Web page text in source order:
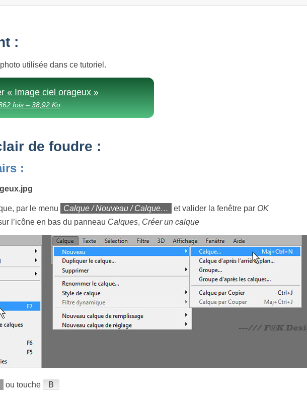
:
utilisée dans ce tutoriel.
« Image ciel orageux »
fois – 38,92 Ko
de foudre :
:
par le menu Calque / Nouveau / Calque… et valider la fenêtre par OK
l’icône en bas du panneau Calques, Créer un calque
ou touche B